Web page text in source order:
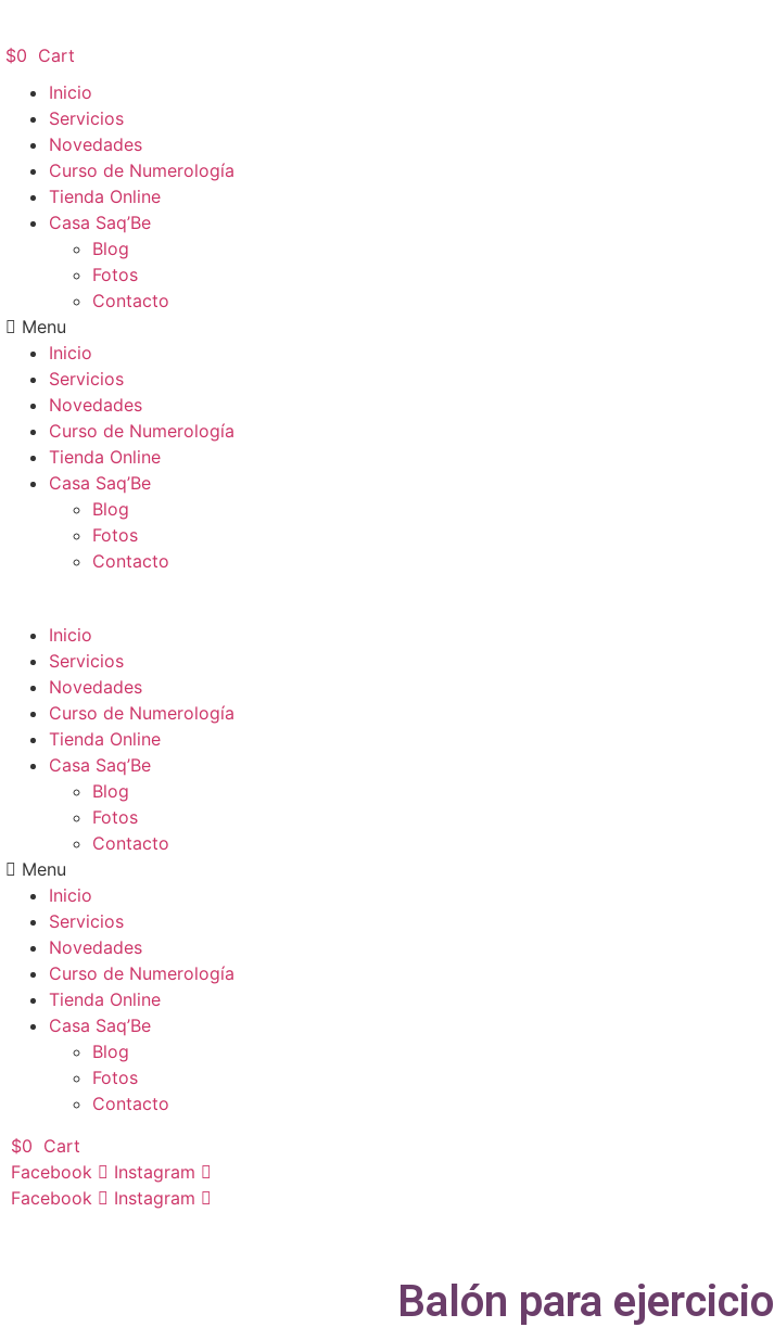
contenido
$0 Cart
Inicio
Servicios
Novedades
Curso de Numerología
Tienda Online
Casa Saq’Be
Blog
Fotos
Contacto
Menu
Inicio
Servicios
Novedades
Curso de Numerología
Tienda Online
Casa Saq’Be
Blog
Fotos
Contacto
Inicio
Servicios
Novedades
Curso de Numerología
Tienda Online
Casa Saq’Be
Blog
Fotos
Contacto
Menu
Inicio
Servicios
Novedades
Curso de Numerología
Tienda Online
Casa Saq’Be
Blog
Fotos
Contacto
$0 Cart
Facebook
Instagram
Facebook
Instagram
Balón para ejercicio